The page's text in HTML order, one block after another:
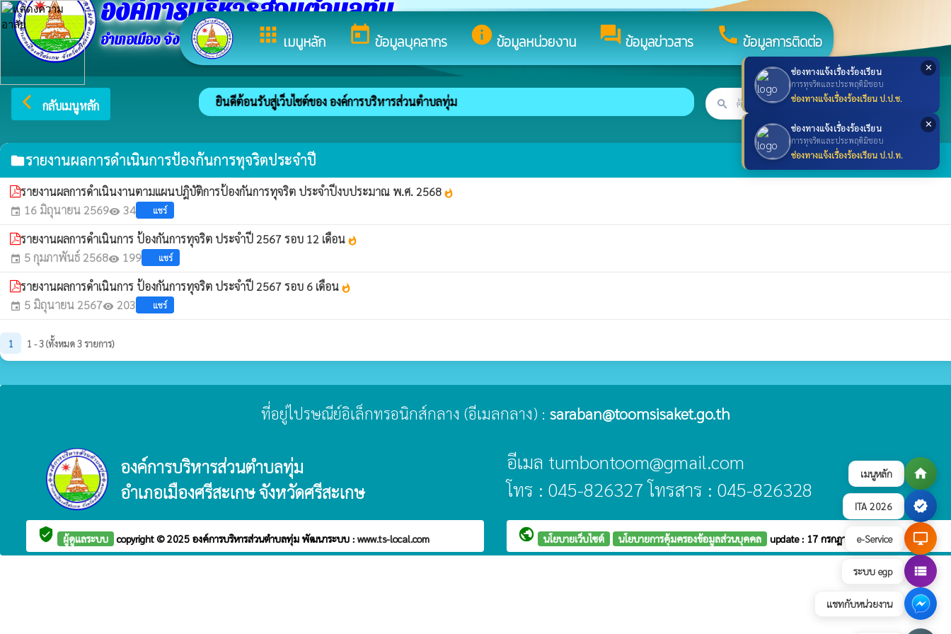
เมนูหลัก home
ITA 2026 verified
e-Service desktop_windows
ระบบ egp view_list
แชทกับหน่วยงาน
✕
ช่องทางแจ้งเรื่องร้องเรียน
การทุจริตและประพฤติมิชอบ
ช่องทางแจ้งเรื่องร้องเรียน ป.ป.ช.
✕
ช่องทางแจ้งเรื่องร้องเรียน
การทุจริตและประพฤติมิชอบ
ช่องทางแจ้งเรื่องร้องเรียน ป.ป.ท.
appsเมนูหลัก todayข้อมูลบุคลากร infoข้อมูลหน่วยงาน forumข้อมูลข่าวสาร callข้อมูลการติดต่อ
องค์การบริหารส่วนตำบลทุ่ม
อำเภอเมือง จังหวัดศรีสะเกษ
arrow_back_ios กลับเมนูหลัก ยินดีต้อนรับสู่เว็บไซต์ของ องค์การบริหารส่วนตำบลทุ่ม search searchค้นหา
folderรายงานผลการดำเนินการป้องกันการทุจริตประจำปี
รายงานผลการดำเนินงานตามแผนปฎิบัติการป้องกันการทุจริต ประจำปีงบประมาณ พ.ศ. 2568 whatshot
event 16 มิถุนายน 2569visibility 34 แชร์
รายงานผลการดำเนินการ ป้องกันการทุจริต ประจำปี 2567 รอบ 12 เดือน whatshot
event 5 กุมภาพันธ์ 2568visibility 199 แชร์
รายงานผลการดำเนินการ ป้องกันการทุจริต ประจำปี 2567 รอบ 6 เดือน whatshot
event 5 มิถุนายน 2567visibility 203 แชร์
1 1 - 3 (ทั้งหมด 3 รายการ)
ที่อยู่ไปรษณีย์อิเล็กทรอนิกส์กลาง (อีเมลกลาง) : saraban@toomsisaket.go.th
องค์การบริหารส่วนตำบลทุ่ม
อำเภอเมืองศรีสะเกษ จังหวัดศรีสะเกษ
อีเมล tumbontoom@gmail.com
โทร : 045-826327 โทรสาร : 045-826328
verified_user ผู้ดูแลระบบ copyright © 2025 องค์การบริหารส่วนตำบลทุ่ม พัฒนาระบบ : www.ts-local.com public นโยบายเว็บไซต์ นโยบายการคุ้มครองข้อมูลส่วนบุคคล update : 17 กรกฎาคม 2569